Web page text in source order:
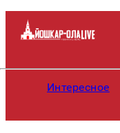
Интересное